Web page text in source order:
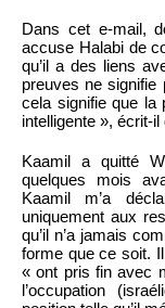
Dans cet e-mail,
accuse Halabi de
qu’il a des liens
preuves ne signifie
cela signifie que la
intelligente », écrit-il
Kaamil a quitté
quelques mois
Kaamil m’a
uniquement aux
qu’il n’a jamais
forme que ce soit.
« ont pris fin avec
l’occupation